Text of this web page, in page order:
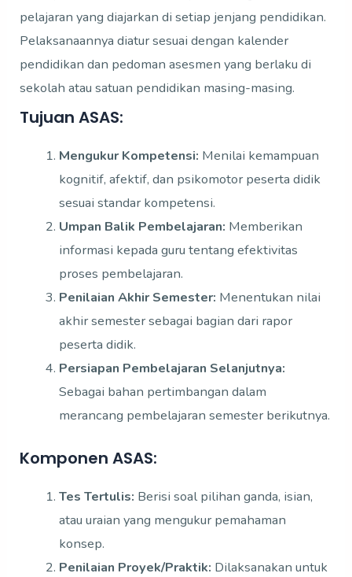
pelajaran yang diajarkan di setiap jenjang pendidikan.
Pelaksanaannya diatur sesuai dengan kalender
pendidikan dan pedoman asesmen yang berlaku di
sekolah atau satuan pendidikan masing-masing.
Tujuan ASAS:
Mengukur Kompetensi: Menilai kemampuan
kognitif, afektif, dan psikomotor peserta didik
sesuai standar kompetensi.
Umpan Balik Pembelajaran: Memberikan
informasi kepada guru tentang efektivitas
proses pembelajaran.
Penilaian Akhir Semester: Menentukan nilai
akhir semester sebagai bagian dari rapor
peserta didik.
Persiapan Pembelajaran Selanjutnya:
Sebagai bahan pertimbangan dalam
merancang pembelajaran semester berikutnya.
Komponen ASAS:
Tes Tertulis: Berisi soal pilihan ganda, isian,
atau uraian yang mengukur pemahaman
konsep.
Penilaian Proyek/Praktik: Dilaksanakan untuk